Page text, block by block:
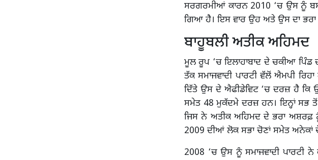
ਸਰਗਰਮੀਆਂ ਕਾਰਨ 2010 ‘ਚ ਉਸ ਨੂੰ
ਗਿਆ ਹੈ। ਇਸ ਵਾਰ ਉਹ ਅਤੇ ਉਸ ਦਾ
ਬਾਹੂਬਲੀ ਅਤੀਕ ਅਹਿਮਦ
ਮੂਲ ਰੂਪ ‘ਚ ਇਲਾਹਾਬਾਦ ਦੇ ਚਕੀਆ ਪਿੰਡ
ਤੱਕ ਸਮਾਜਵਾਦੀ ਪਾਰਟੀ ਵੱਲੋਂ ਐਮਪੀ
ਦਿੱਤੇ ਉਸ ਦੇ ਐਫੀਡੇਵਿਟ ‘ਚ ਦਰਜ਼ ਹੈ ਕਿ
ਸਮੇਤ 48 ਮੁਕੱਦਮੇ ਦਰਜ਼ ਹਨ। ਇਨ੍ਹਾਂ ਸਭ
ਜਿਸ ਨੇ ਅਤੀਕ ਅਹਿਮਦ ਦੇ ਭਰਾ
2009 ਦੀਆਂ ਲੋਕ ਸਭਾ ਚੋਣਾਂ ਸਮੇਤ ਅਨੇਕਾਂ
2008 ‘ਚ ਉਸ ਨੂੰ ਸਮਾਜਵਾਦੀ ਪਾਰਟੀ